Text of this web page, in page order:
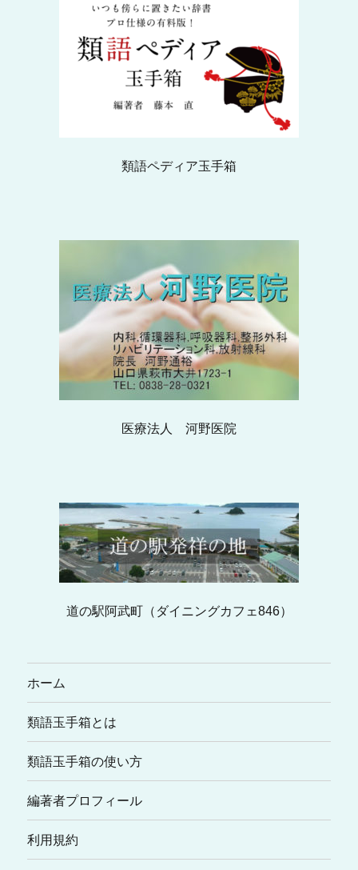
類語ペディア玉手箱
医療法人 河野医院
道の駅阿武町（ダイニングカフェ846）
ホーム
類語玉手箱とは
類語玉手箱の使い方
編著者プロフィール
利用規約